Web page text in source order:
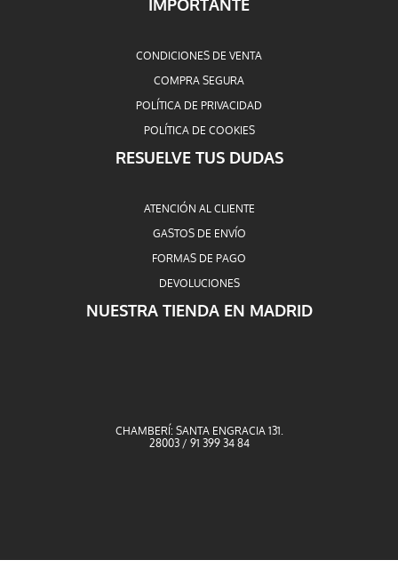
IMPORTANTE
CONDICIONES DE VENTA
COMPRA SEGURA
POLÍTICA DE PRIVACIDAD
POLÍTICA DE COOKIES
RESUELVE TUS DUDAS
ATENCIÓN AL CLIENTE
GASTOS DE ENVÍO
FORMAS DE PAGO
DEVOLUCIONES
NUESTRA TIENDA EN MADRID
CHAMBERÍ: SANTA ENGRACIA 131.
28003 / 91 399 34 84